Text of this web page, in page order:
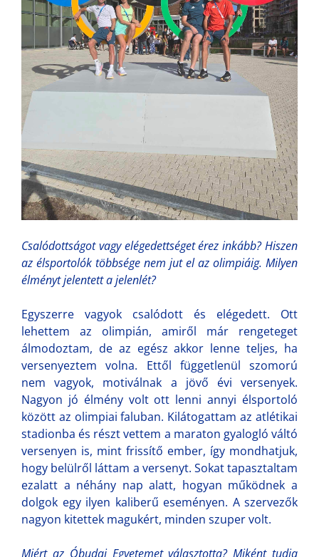
Csalódottságot vagy elégedettséget érez inkább? Hiszen
az élsportolók többsége nem jut el az olimpiáig. Milyen
élményt jelentett a jelenlét?
Egyszerre vagyok csalódott és elégedett. Ott
lehettem az olimpián, amiről már rengeteget
álmodoztam, de az egész akkor lenne teljes, ha
versenyeztem volna. Ettől függetlenül szomorú
nem vagyok, motiválnak a jövő évi versenyek.
Nagyon jó élmény volt ott lenni annyi élsportoló
között az olimpiai faluban. Kilátogattam az atlétikai
stadionba és részt vettem a maraton gyalogló váltó
versenyen is, mint frissítő ember, így mondhatjuk,
hogy belülről láttam a versenyt. Sokat tapasztaltam
ezalatt a néhány nap alatt, hogyan működnek a
dolgok egy ilyen kaliberű eseményen. A szervezők
nagyon kitettek magukért, minden szuper volt.
Miért az Óbudai Egyetemet választotta? Miként tudja